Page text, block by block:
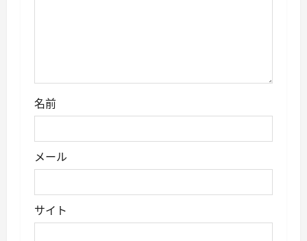
名前
メール
サイト